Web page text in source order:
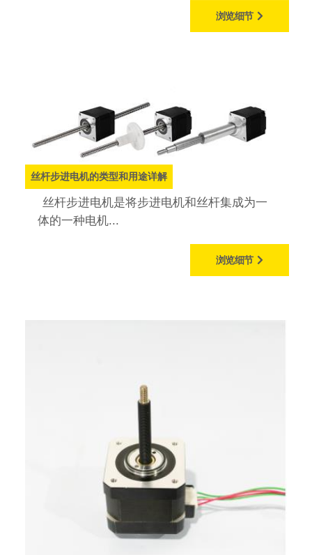
浏览细节
丝杆步进电机的类型和用途详解
丝杆步进电机是将步进电机和丝杆集成为一
体的一种电机...
浏览细节